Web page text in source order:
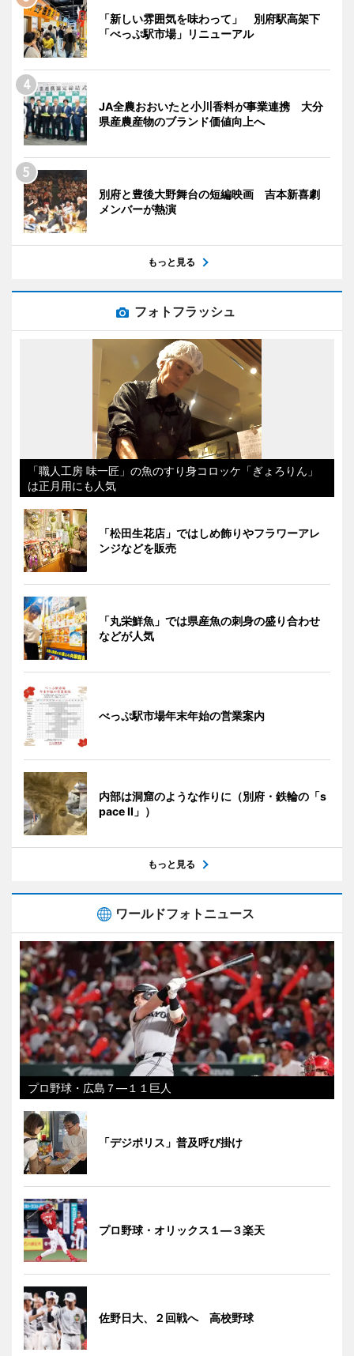
「新しい雰囲気を味わって」 別府駅高架下
「べっぷ駅市場」リニューアル
JA全農おおいたと小川香料が事業連携 大分
県産農産物のブランド価値向上へ
別府と豊後大野舞台の短編映画 吉本新喜劇
メンバーが熱演
もっと見る
フォトフラッシュ
「職人工房 味一匠」の魚のすり身コロッケ「ぎょろりん」
は正月用にも人気
「松田生花店」ではしめ飾りやフラワーアレ
ンジなどを販売
「丸栄鮮魚」では県産魚の刺身の盛り合わせ
などが人気
べっぷ駅市場年末年始の営業案内
内部は洞窟のような作りに（別府・鉄輪の「s
pace II」）
もっと見る
ワールドフォトニュース
プロ野球・広島７―１１巨人
「デジポリス」普及呼び掛け
プロ野球・オリックス１―３楽天
佐野日大、２回戦へ 高校野球